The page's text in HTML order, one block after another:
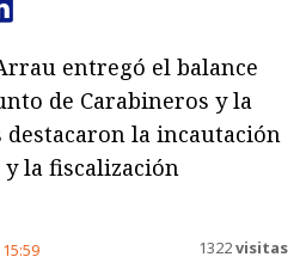
entregó el balance
de Carabineros y la
destacaron la incautación
la fiscalización
15:59 1322visitas